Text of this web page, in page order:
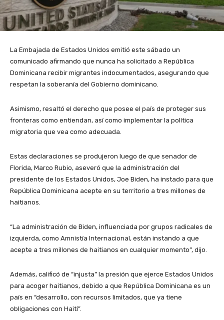
La Embajada de Estados Unidos emitió este sábado un
comunicado afirmando que nunca ha solicitado a República
Dominicana recibir migrantes indocumentados, asegurando que
respetan la soberanía del Gobierno dominicano.
Asimismo, resaltó el derecho que posee el país de proteger sus
fronteras como entiendan, así como implementar la política
migratoria que vea como adecuada.
Estas declaraciones se produjeron luego de que senador de
Florida, Marco Rubio, aseveró que la administración del
presidente de los Estados Unidos, Joe Biden, ha instado para que
República Dominicana acepte en su territorio a tres millones de
haitianos.
“La administración de Biden, influenciada por grupos radicales de
izquierda, como Amnistía Internacional, están instando a que
acepte a tres millones de haitianos en cualquier momento”, dijo.
Además, calificó de “injusta” la presión que ejerce Estados Unidos
para acoger haitianos, debido a que República Dominicana es un
país en “desarrollo, con recursos limitados, que ya tiene
obligaciones con Haití”.